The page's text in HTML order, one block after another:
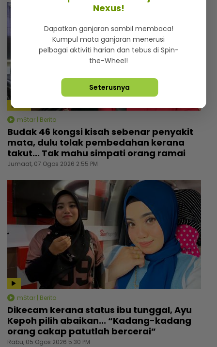
mStar | Berita
Budak 46 kongsi kisah sebenar penyakit
mata, dulu tolak pembedahan kerana
takut... Tak mahu simpati orang ramai
Jumaat, 07 Ogos 2026 2:55 PM
mStar | Berita
Dikecam kerana status ibu tunggal, Ayu
Kepoh pilih abaikan... “Kadang-kadang
orang cakap patutlah bercerai”
Rabu, 05 Ogos 2026 5:30 PM
Nexus!
Dapatkan ganjaran sambil membaca!
Kumpul mata ganjaran menerusi
pelbagai aktiviti harian dan tebus di Spin-
the-Wheel!
Seterusnya